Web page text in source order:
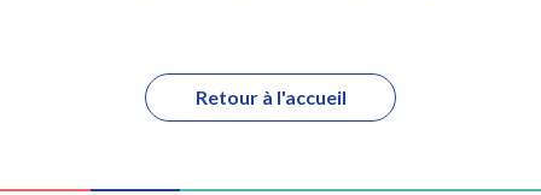
Retour à l'accueil